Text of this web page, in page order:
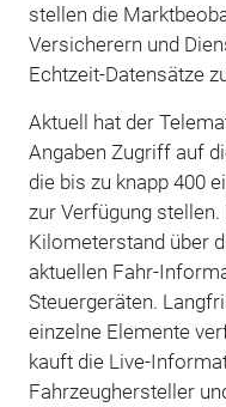
stellen die
Versicherern und
Echtzeit-Datensätze
Aktuell hat der
Angaben Zugriff auf
die bis zu knapp 400
zur Verfügung
Kilometerstand über
aktuellen Fahr-
Steuergeräten.
einzelne Elemente
kauft die Live-
Fahrzeughersteller